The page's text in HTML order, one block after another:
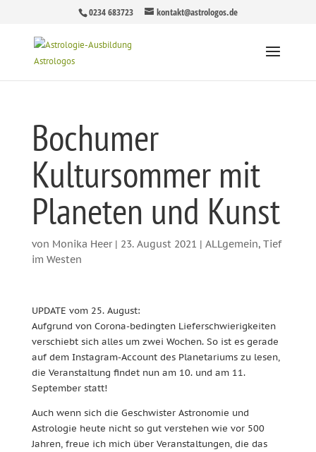
0234 683723 kontakt@astrologos.de
Bochumer
Kultursommer mit
Planeten und Kunst
von Monika Heer| 23. August 2021 | ALLgemein, Tief
im Westen
UPDATE vom 25. August:
Aufgrund von Corona-bedingten Lieferschwierigkeiten
verschiebt sich alles um zwei Wochen. So ist es gerade
auf dem Instagram-Account des Planetariums zu lesen,
die Veranstaltung findet nun am 10. und am 11.
September statt!
Auch wenn sich die Geschwister Astronomie und
Astrologie heute nicht so gut verstehen wie vor 500
Jahren, freue ich mich über Veranstaltungen, die das